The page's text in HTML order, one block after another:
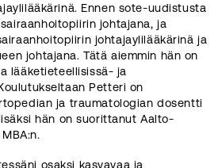
Ennen sote-uudistusta
johtajana, ja
johtajaylilääkärinä ja
johtajana. Tätä aiemmin hän on
lääketieteellisissä- ja
Petteri on
ja traumatologian dosentti
hän on suorittanut Aalto-
osaksi kasvavaa ja